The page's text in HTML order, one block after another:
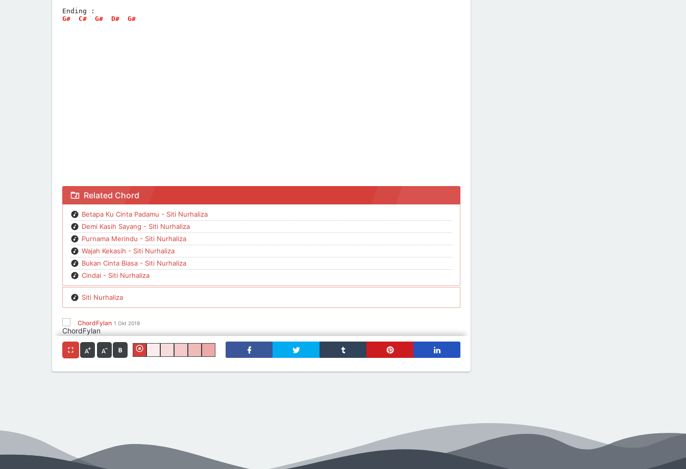
Ending :
G#
C# G# D# G#
Chord Bukan Cinta Biasa - Siti Nurhaliza
Related Chord
Betapa Ku Cinta Padamu - Siti Nurhaliza
Demi Kasih Sayang - Siti Nurhaliza
Purnama Merindu - Siti Nurhaliza
Wajah Kekasih - Siti Nurhaliza
Bukan Cinta Biasa - Siti Nurhaliza
Cindai - Siti Nurhaliza
Siti Nurhaliza
ChordFylan 1 Okt 2019